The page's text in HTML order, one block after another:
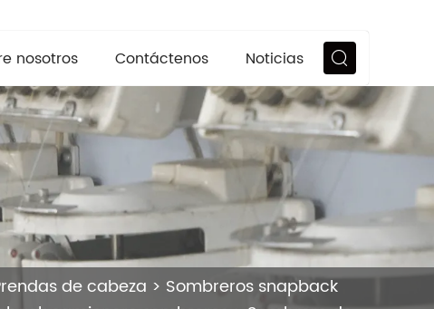
nosotros Contáctenos Noticias
de cabeza > Sombreros snapback